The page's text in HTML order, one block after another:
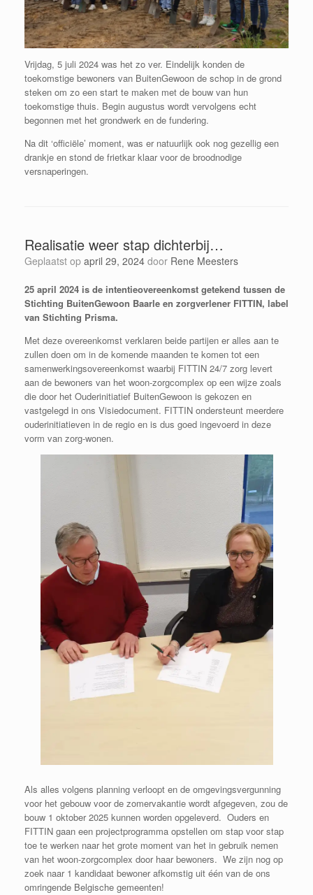
Vrijdag, 5 juli 2024 was het zo ver. Eindelijk konden de
toekomstige bewoners van BuitenGewoon de schop in de grond
steken om zo een start te maken met de bouw van hun
toekomstige thuis. Begin augustus wordt vervolgens echt
begonnen met het grondwerk en de fundering.
Na dit ‘officiële’ moment, was er natuurlijk ook nog gezellig een
drankje en stond de frietkar klaar voor de broodnodige
versnaperingen.
Realisatie weer stap dichterbij…
Geplaatst op april 29, 2024 door Rene Meesters
25 april 2024 is de intentieovereenkomst getekend tussen de
Stichting BuitenGewoon Baarle en zorgverlener FITTIN, label
van Stichting Prisma.
Met deze overeenkomst verklaren beide partijen er alles aan te
zullen doen om in de komende maanden te komen tot een
samenwerkingsovereenkomst waarbij FITTIN 24/7 zorg levert
aan de bewoners van het woon-zorgcomplex op een wijze zoals
die door het Ouderinitiatief BuitenGewoon is gekozen en
vastgelegd in ons Visiedocument. FITTIN ondersteunt meerdere
ouderinitiatieven in de regio en is dus goed ingevoerd in deze
vorm van zorg-wonen.
Als alles volgens planning verloopt en de omgevingsvergunning
voor het gebouw voor de zomervakantie wordt afgegeven, zou de
bouw 1 oktober 2025 kunnen worden opgeleverd. Ouders en
FITTIN gaan een projectprogramma opstellen om stap voor stap
toe te werken naar het grote moment van het in gebruik nemen
van het woon-zorgcomplex door haar bewoners. We zijn nog op
zoek naar 1 kandidaat bewoner afkomstig uit één van de ons
omringende Belgische gemeenten!